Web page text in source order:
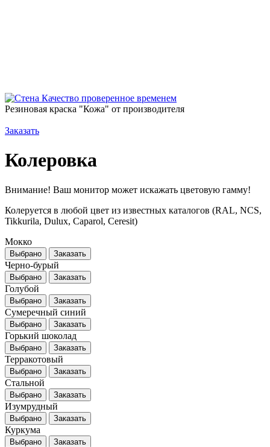
Качество проверенное временем
Резиновая краска "Кожа" от производителя
Заказать
Колеровка
Внимание! Ваш монитор может искажать цветовую гамму!
Колеруется в любой цвет из известных каталогов (RAL, NCS,
Tikkurila, Dulux, Caparol, Ceresit)
Мокко
Выбрано Заказать
Черно-бурый
Выбрано Заказать
Голубой
Выбрано Заказать
Сумеречный синий
Выбрано Заказать
Горький шоколад
Выбрано Заказать
Терракотовый
Выбрано Заказать
Стальной
Выбрано Заказать
Изумрудный
Выбрано Заказать
Куркума
Выбрано Заказать